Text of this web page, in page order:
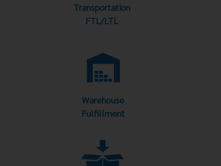
Transportation
FTL/LTL
Warehouse
Fulfillment